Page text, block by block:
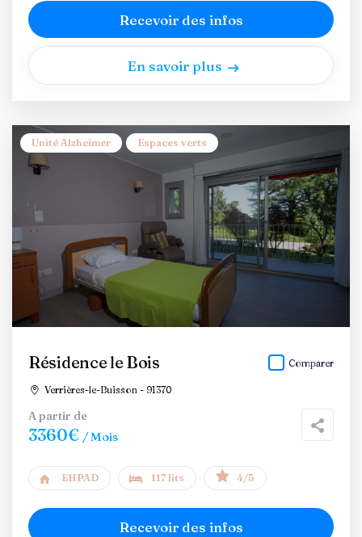
Recevoir des infos
En savoir plus
Unité Alzheimer Espaces verts
Résidence le Bois
Verrières-le-Buisson - 91370
Comparer
A partir de
3360€ / Mois
EHPAD 117 lits 4/5
Recevoir des infos